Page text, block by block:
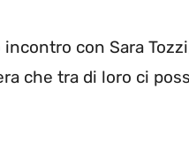
con Sara
che tra di loro ci